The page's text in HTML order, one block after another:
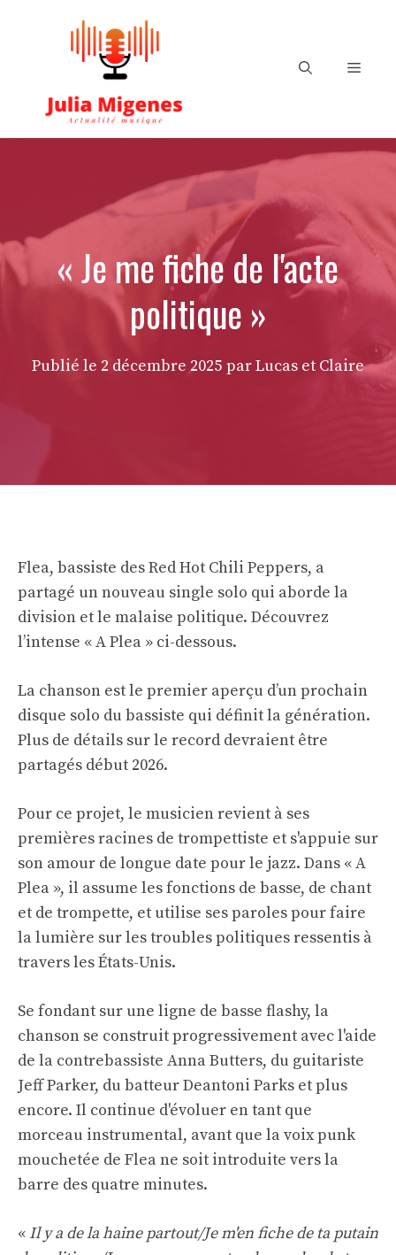
Menu
« Je me fiche de l'acte
politique »
Publié le 2 décembre 2025 par Lucas et Claire
Flea, bassiste des Red Hot Chili Peppers, a
partagé un nouveau single solo qui aborde la
division et le malaise politique. Découvrez
l’intense « A Plea » ci-dessous.
La chanson est le premier aperçu d’un prochain
disque solo du bassiste qui définit la génération.
Plus de détails sur le record devraient être
partagés début 2026.
Pour ce projet, le musicien revient à ses
premières racines de trompettiste et s'appuie sur
son amour de longue date pour le jazz. Dans « A
Plea », il assume les fonctions de basse, de chant
et de trompette, et utilise ses paroles pour faire
la lumière sur les troubles politiques ressentis à
travers les États-Unis.
Se fondant sur une ligne de basse flashy, la
chanson se construit progressivement avec l'aide
de la contrebassiste Anna Butters, du guitariste
Jeff Parker, du batteur Deantoni Parks et plus
encore. Il continue d'évoluer en tant que
morceau instrumental, avant que la voix punk
mouchetée de Flea ne soit introduite vers la
barre des quatre minutes.
« Il y a de la haine partout/Je m'en fiche de ta putain